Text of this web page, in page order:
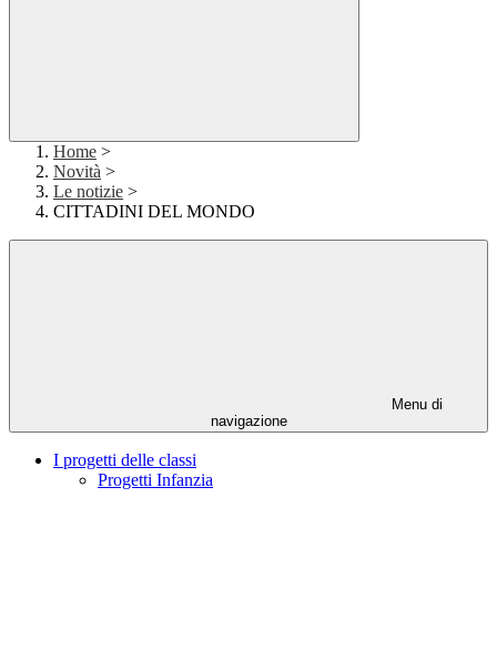
Home >
Novità >
Le notizie >
CITTADINI DEL MONDO
Menu di
navigazione
I progetti delle classi
Progetti Infanzia